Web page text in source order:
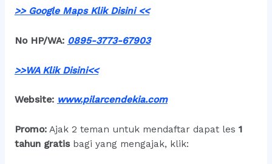
>> Google Maps Klik Disini <<
No HP/WA: 0895-3773-67903
>>WA Klik Disini<<
Website: www.pilarcendekia.com
Promo:Ajak 2 teman untuk mendaftar dapat les 1
tahun gratisbagi yang mengajak, klik: